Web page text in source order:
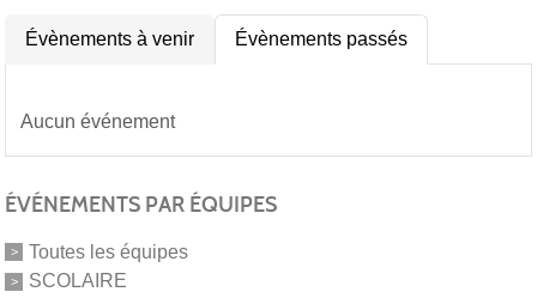
Évènements à venir Évènements passés
Aucun événement
ÉVÉNEMENTS PAR ÉQUIPES
Toutes les équipes
SCOLAIRE